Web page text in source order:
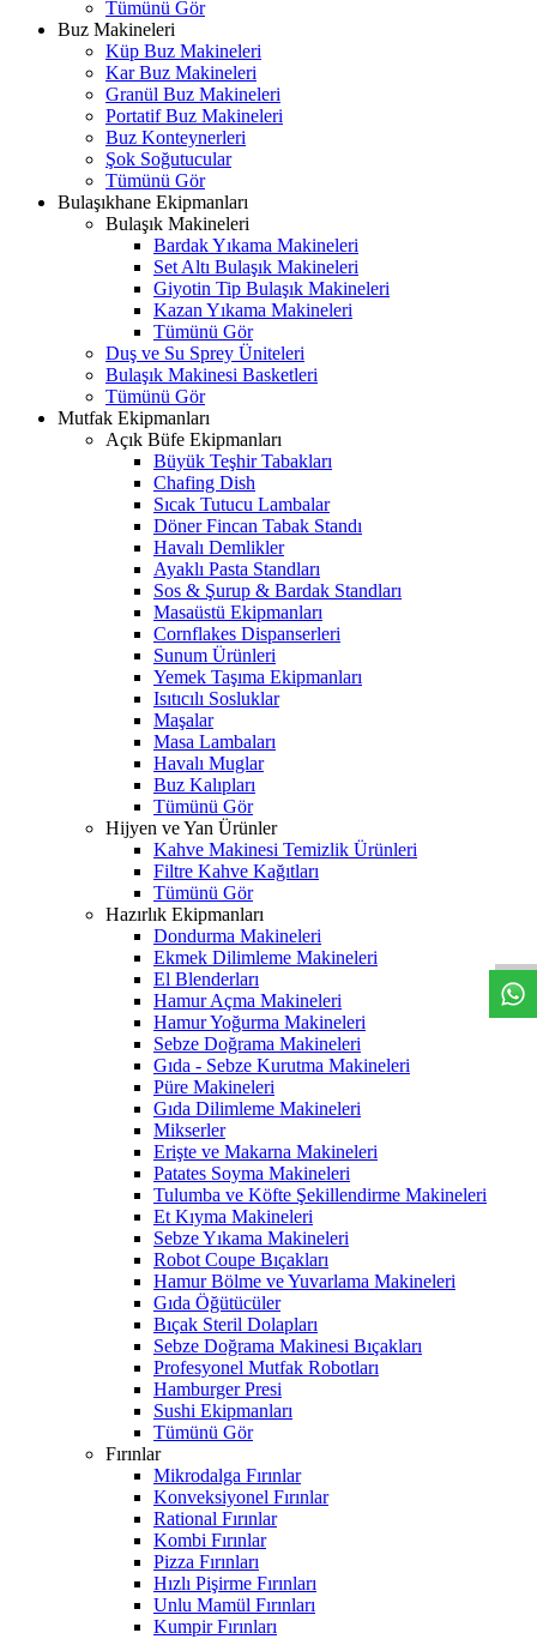
Tümünü Gör
Buz Makineleri
Küp Buz Makineleri
Kar Buz Makineleri
Granül Buz Makineleri
Portatif Buz Makineleri
Buz Konteynerleri
Şok Soğutucular
Tümünü Gör
Bulaşıkhane Ekipmanları
Bulaşık Makineleri
Bardak Yıkama Makineleri
Set Altı Bulaşık Makineleri
Giyotin Tip Bulaşık Makineleri
Kazan Yıkama Makineleri
Tümünü Gör
Duş ve Su Sprey Üniteleri
Bulaşık Makinesi Basketleri
Tümünü Gör
Mutfak Ekipmanları
Açık Büfe Ekipmanları
Büyük Teşhir Tabakları
Chafing Dish
Sıcak Tutucu Lambalar
Döner Fincan Tabak Standı
Havalı Demlikler
Ayaklı Pasta Standları
Sos & Şurup & Bardak Standları
Masaüstü Ekipmanları
Cornflakes Dispanserleri
Sunum Ürünleri
Yemek Taşıma Ekipmanları
Isıtıcılı Sosluklar
Maşalar
Masa Lambaları
Havalı Muglar
Buz Kalıpları
Tümünü Gör
Hijyen ve Yan Ürünler
Kahve Makinesi Temizlik Ürünleri
Filtre Kahve Kağıtları
Tümünü Gör
Hazırlık Ekipmanları
Dondurma Makineleri
Ekmek Dilimleme Makineleri
El Blenderları
Hamur Açma Makineleri
Hamur Yoğurma Makineleri
Sebze Doğrama Makineleri
Gıda - Sebze Kurutma Makineleri
Püre Makineleri
Gıda Dilimleme Makineleri
Mikserler
Erişte ve Makarna Makineleri
Patates Soyma Makineleri
Tulumba ve Köfte Şekillendirme Makineleri
Et Kıyma Makineleri
Sebze Yıkama Makineleri
Robot Coupe Bıçakları
Hamur Bölme ve Yuvarlama Makineleri
Gıda Öğütücüler
Bıçak Steril Dolapları
Sebze Doğrama Makinesi Bıçakları
Profesyonel Mutfak Robotları
Hamburger Presi
Sushi Ekipmanları
Tümünü Gör
Fırınlar
Mikrodalga Fırınlar
Konveksiyonel Fırınlar
Rational Fırınlar
Kombi Fırınlar
Pizza Fırınları
Hızlı Pişirme Fırınları
Unlu Mamül Fırınları
Kumpir Fırınları